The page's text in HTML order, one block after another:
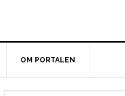
OM PORTALEN